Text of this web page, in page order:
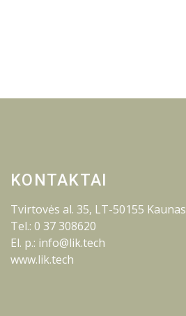
KONTAKTAI
Tvirtovės al. 35, LT-50155 Kaunas
Tel.: 0 37 308620
El. p.: info@lik.tech
www.lik.tech